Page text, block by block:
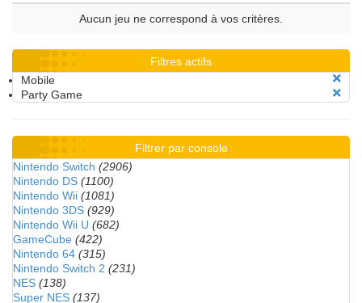
Aucun jeu ne correspond à vos critères.
Filtres actifs
Mobile
Party Game
Filtrer par console
Nintendo Switch (2906)
Nintendo DS (1100)
Nintendo Wii (1081)
Nintendo 3DS (929)
Nintendo Wii U (682)
GameCube (422)
Nintendo 64 (315)
Nintendo Switch 2 (231)
NES (138)
Super NES (137)